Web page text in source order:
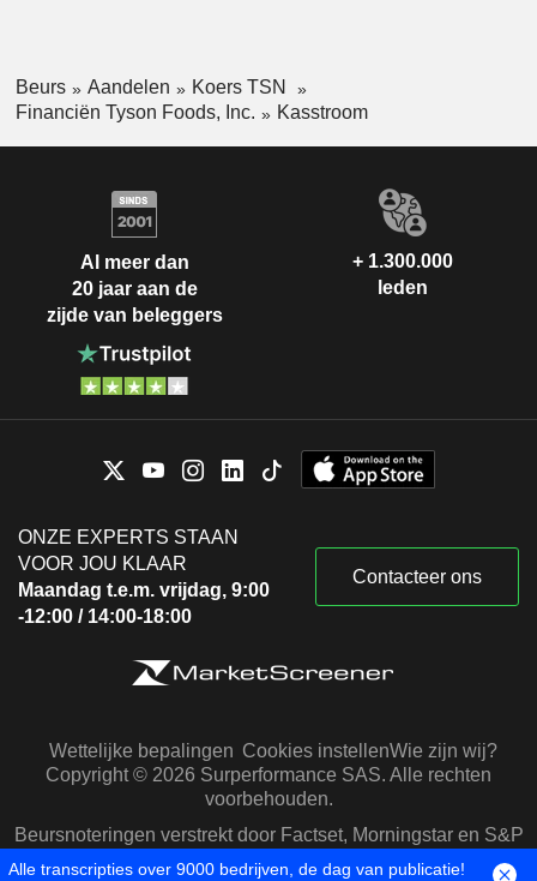
Beurs Aandelen
Koers TSN
Financiën Tyson Foods, Inc.
Kasstroom
Al meer dan
20 jaar aan de
zijde van beleggers
+ 1.300.000
leden
ONZE EXPERTS STAAN
VOOR JOU KLAAR
Maandag t.e.m. vrijdag, 9:00
-12:00 / 14:00-18:00
Contacteer ons
Wettelijke bepalingen Cookies instellenWie zijn wij?
Copyright © 2026 Surperformance SAS. Alle rechten
voorbehouden.
Beursnoteringen verstrekt door Factset, Morningstar en S&P
Capital IQ
Alle transcripties over 9000 bedrijven, de dag van publicatie!